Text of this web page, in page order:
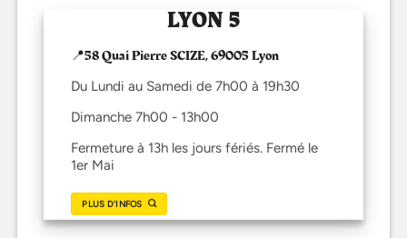
LYON 5
📍58 Quai Pierre SCIZE, 69005 Lyon
Du Lundi au Samedi de 7h00 à 19h30
Dimanche 7h00 - 13h00
Fermeture à 13h les jours fériés. Fermé le
1er Mai
PLUS D'INFOS